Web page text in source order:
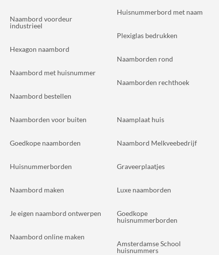
Naambord voordeur
industrieel
Hexagon naambord
Naambord met huisnummer
Naambord bestellen
Huisnummerbord met naam
Plexiglas bedrukken
Naamborden rond
Naamborden rechthoek
Naamborden voor buiten
Goedkope naamborden
Huisnummerborden
Naambord maken
Je eigen naambord ontwerpen
Naambord online maken
Naamplaat huis
Naambord Melkveebedrijf
Graveerplaatjes
Luxe naamborden
Goedkope
huisnummerborden
Amsterdamse School
huisnummers